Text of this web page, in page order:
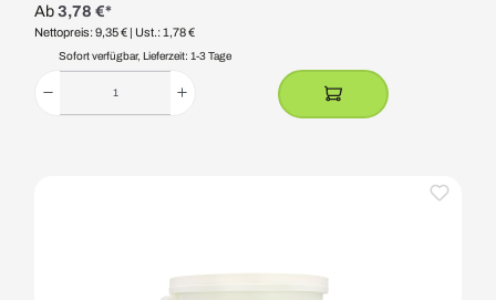
Ab3,78 €*
Nettopreis: 9,35 € | Ust.: 1,78 €
Sofort verfügbar, Lieferzeit: 1-3 Tage